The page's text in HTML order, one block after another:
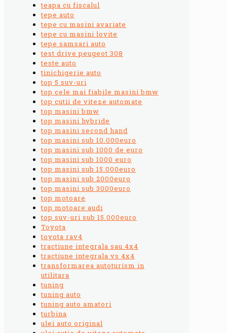
teapa cu fiscalul
tepe auto
tepe cu masini avariate
tepe cu masini lovite
tepe samsari auto
test drive peugeot 308
teste auto
tinichigerie auto
top 5 suv-uri
top cele mai fiabile masini bmw
top cutii de viteze automate
top masini bmw
top masini hybride
top masini second hand
top masini sub 10.000euro
top masini sub 1000 de euro
top masini sub 1000 euro
top masini sub 15.000euro
top masini sub 2000euro
top masini sub 3000euro
top motoare
top motoare audi
top suv-uri sub 15.000euro
Toyota
toyota rav4
tractiune integrala sau 4x4
tractiune integrala vs 4x4
transformarea autoturism in
utilitara
tuning
tuning auto
tuning auto amatori
turbina
ulei auto original